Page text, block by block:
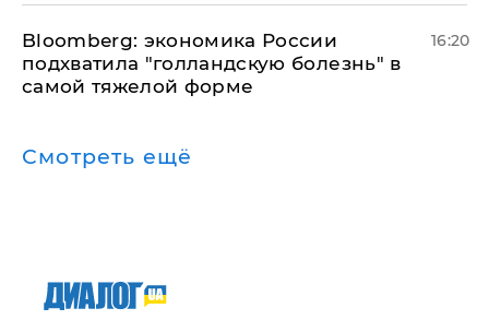
Bloomberg: экономика России
подхватила "голландскую болезнь" в
самой тяжелой форме
16:20
Смотреть ещё